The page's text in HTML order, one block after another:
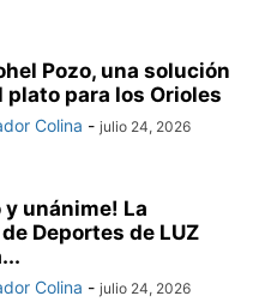
Pozo, una solución
plato para los Orioles
Colina - julio 24, 2026
y unánime! La
Deportes de LUZ
Colina - julio 24, 2026